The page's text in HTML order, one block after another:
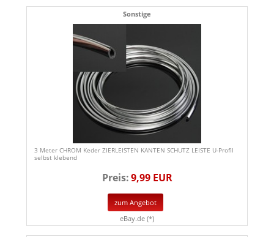
Sonstige
3 Meter CHROM Keder ZIERLEISTEN KANTEN SCHUTZ LEISTE U-Profil
selbst klebend
Preis:9,99 EUR
zum Angebot
eBay.de (*)